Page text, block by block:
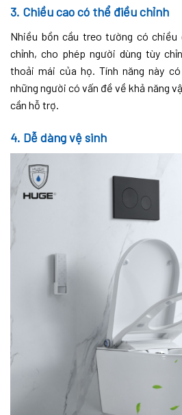
3. Chiều cao có thể điều chỉnh
Nhiều bồn cầu treo tường có
chỉnh, cho phép người dùng tùy
thoải mái của họ. Tính năng này
những người có vấn đề về khả năng
cần hỗ trợ.
4. Dễ dàng vệ sinh